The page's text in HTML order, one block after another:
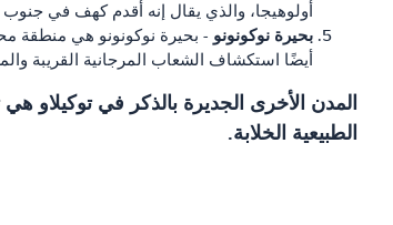
أولوهيجا، والذي يقال إنه أقدم كهف في
بحيرة نوكونونو - بحيرة نوكونونو هي منطقة
أيضًا استكشاف الشعاب المرجانية القريبة
المدن الأخرى الجديرة بالذكر في توكيلاو
الطبيعية الخلابة.